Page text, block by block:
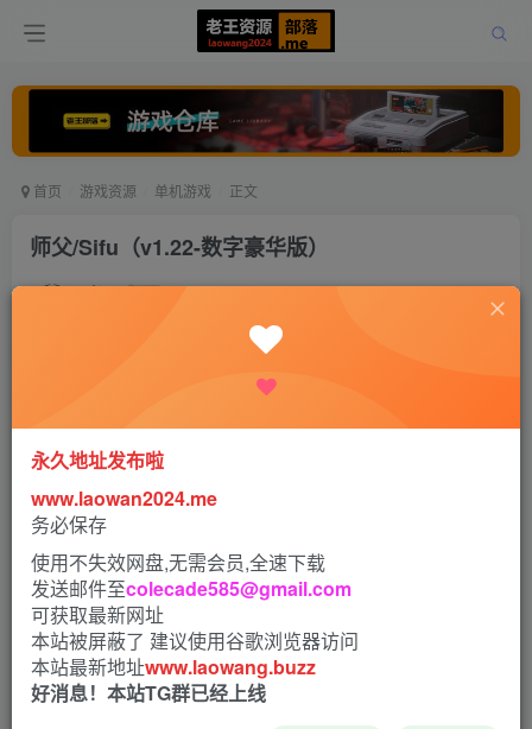
首页 游戏资源 单机游戏 正文
师父/Sifu（v1.22-数字豪华版）
老王 打赏
《Sifu》是出品《Absolver》的独立工作室 Sloclap 的全新作
戏，其中你将扮演一位踏上复仇道路的功夫学徒。
永久地址发布啦
www.laowan2024.me
务必保存
使用不失效网盘,无需会员,全速下载
发送邮件至colecade585@gmail.com
可获取最新网址
本站被屏蔽了 建议使用谷歌浏览器访问
本站最新地址www.laowang.buzz
好消息！本站TG群已经上线